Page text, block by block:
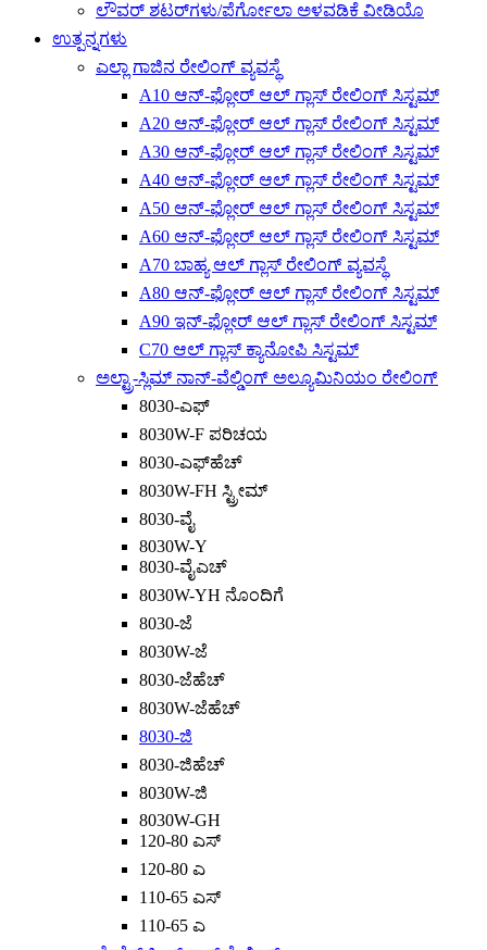
ಲೌವರ್ ಶಟರ್‌ಗಳು/ಪೆರ್ಗೋಲಾ ಅಳವಡಿಕೆ ವೀಡಿಯೊ
ಉತ್ಪನ್ನಗಳು
ಎಲ್ಲಾ ಗಾಜಿನ ರೇಲಿಂಗ್ ವ್ಯವಸ್ಥೆ
A10 ಆನ್-ಫ್ಲೋರ್ ಆಲ್ ಗ್ಲಾಸ್ ರೇಲಿಂಗ್ ಸಿಸ್ಟಮ್
A20 ಆನ್-ಫ್ಲೋರ್ ಆಲ್ ಗ್ಲಾಸ್ ರೇಲಿಂಗ್ ಸಿಸ್ಟಮ್
A30 ಆನ್-ಫ್ಲೋರ್ ಆಲ್ ಗ್ಲಾಸ್ ರೇಲಿಂಗ್ ಸಿಸ್ಟಮ್
A40 ಆನ್-ಫ್ಲೋರ್ ಆಲ್ ಗ್ಲಾಸ್ ರೇಲಿಂಗ್ ಸಿಸ್ಟಮ್
A50 ಆನ್-ಫ್ಲೋರ್ ಆಲ್ ಗ್ಲಾಸ್ ರೇಲಿಂಗ್ ಸಿಸ್ಟಮ್
A60 ಆನ್-ಫ್ಲೋರ್ ಆಲ್ ಗ್ಲಾಸ್ ರೇಲಿಂಗ್ ಸಿಸ್ಟಮ್
A70 ಬಾಹ್ಯ ಆಲ್ ಗ್ಲಾಸ್ ರೇಲಿಂಗ್ ವ್ಯವಸ್ಥೆ
A80 ಆನ್-ಫ್ಲೋರ್ ಆಲ್ ಗ್ಲಾಸ್ ರೇಲಿಂಗ್ ಸಿಸ್ಟಮ್
A90 ಇನ್-ಫ್ಲೋರ್ ಆಲ್ ಗ್ಲಾಸ್ ರೇಲಿಂಗ್ ಸಿಸ್ಟಮ್
C70 ಆಲ್ ಗ್ಲಾಸ್ ಕ್ಯಾನೋಪಿ ಸಿಸ್ಟಮ್
ಅಲ್ಟ್ರಾ-ಸ್ಲಿಮ್ ನಾನ್-ವೆಲ್ಡಿಂಗ್ ಅಲ್ಯೂಮಿನಿಯಂ ರೇಲಿಂಗ್
8030-ಎಫ್
8030W-F ಪರಿಚಯ
8030-ಎಫ್‌ಹೆಚ್
8030W-FH ಸ್ಟ್ರೀಮ್
8030-ವೈ
8030W-Y
8030-ವೈಎಚ್
8030W-YH ನೊಂದಿಗೆ
8030-ಜೆ
8030W-ಜೆ
8030-ಜೆಹೆಚ್
8030W-ಜೆಹೆಚ್
8030-ಜಿ
8030-ಜಿಹೆಚ್
8030W-ಜಿ
8030W-GH
120-80 ಎಸ್
120-80 ಎ
110-65 ಎಸ್
110-65 ಎ